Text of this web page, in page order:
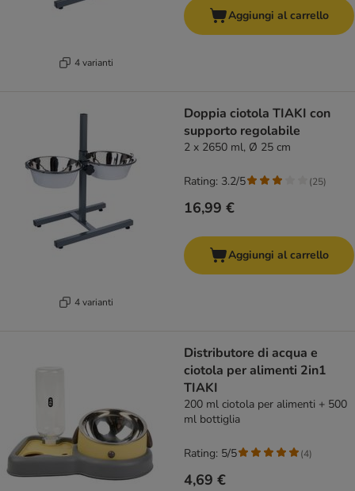
4 varianti
Aggiungi al carrello
4 varianti
Doppia ciotola TIAKI con
supporto regolabile
2 x 2650 ml, Ø 25 cm
16,99 €
Rating: 3.2/5 (25)
Aggiungi al carrello
Distributore di acqua e
ciotola per alimenti 2in1
TIAKI
200 ml ciotola per alimenti + 500
ml bottiglia
4,69 €
Rating: 5/5 (4)